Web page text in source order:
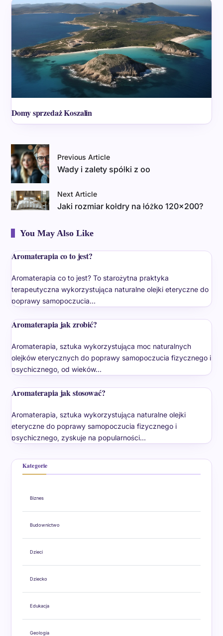
Domy sprzedaż Koszalin
Previous Article
Wady i zalety spółki z oo
Next Article
Jaki rozmiar kołdry na łóżko 120×200?
You May Also Like
Aromaterapia co to jest?
Aromaterapia co to jest? To starożytna praktyka
terapeutyczna wykorzystująca naturalne olejki eteryczne do
poprawy samopoczucia…
Aromaterapia jak zrobić?
Aromaterapia, sztuka wykorzystująca moc naturalnych
olejków eterycznych do poprawy samopoczucia fizycznego i
psychicznego, od wieków…
Aromaterapia jak stosować?
Aromaterapia, sztuka wykorzystująca naturalne olejki
eteryczne do poprawy samopoczucia fizycznego i
psychicznego, zyskuje na popularności…
Kategorie
Biznes
Budownictwo
Dzieci
Dziecko
Edukacja
Geologia